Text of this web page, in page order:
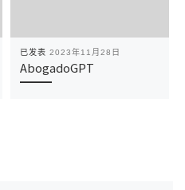
已发表 2023年11月28日
AbogadoGPT